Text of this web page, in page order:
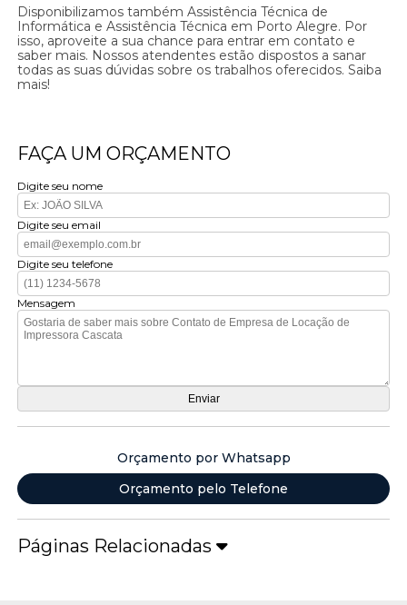
Disponibilizamos também Assistência Técnica de
Informática e Assistência Técnica em Porto Alegre. Por
isso, aproveite a sua chance para entrar em contato e
saber mais. Nossos atendentes estão dispostos a sanar
todas as suas dúvidas sobre os trabalhos oferecidos. Saiba
mais!
FAÇA UM ORÇAMENTO
Digite seu nome
Digite seu email
Digite seu telefone
Mensagem
Orçamento por Whatsapp
Orçamento pelo Telefone
Páginas Relacionadas